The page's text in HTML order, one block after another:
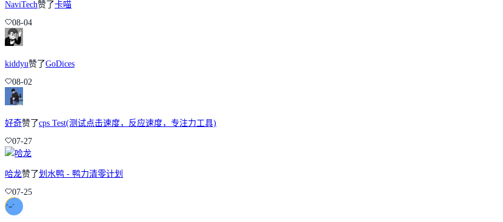
NaviTech赞了卡喵
08-04
kiddyu赞了GoDices
08-02
好奇赞了cps Test(测试点击速度，反应速度，专注力工具)
07-27
哈龙赞了划水鸭 - 鸭力清零计划
07-25